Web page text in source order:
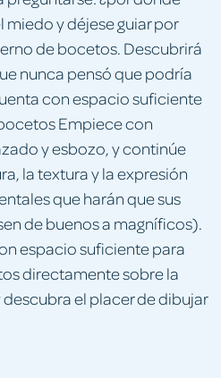
y déjese guiar por
de bocetos. Descubrirá
nunca pensó que podría
con espacio suficiente
Empiece con
y esbozo, y continúe
la textura y la expresión
que harán que sus
de buenos a magníficos).
espacio suficiente para
directamente sobre la
descubra el placer de dibujar